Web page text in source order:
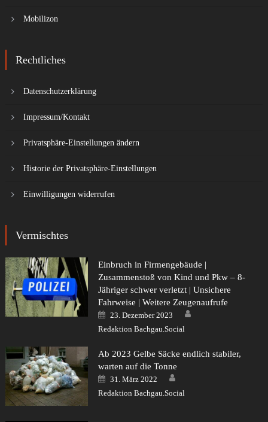
Mobilizon
Rechtliches
Datenschutzerklärung
Impressum/Kontakt
Privatsphäre-Einstellungen ändern
Historie der Privatsphäre-Einstellungen
Einwilligungen widerrufen
Vermischtes
Einbruch in Firmengebäude |
Zusammenstoß von Kind und Pkw – 8-
Jähriger schwer verletzt | Unsichere
Fahrweise | Weitere Zeugenaufrufe
Posted
on
23. Dezember 2023
Redaktion Bachgau.Social
Ab 2023 Gelbe Säcke endlich stabiler,
warten auf die Tonne
Posted
on
31. März 2022
Redaktion Bachgau.Social